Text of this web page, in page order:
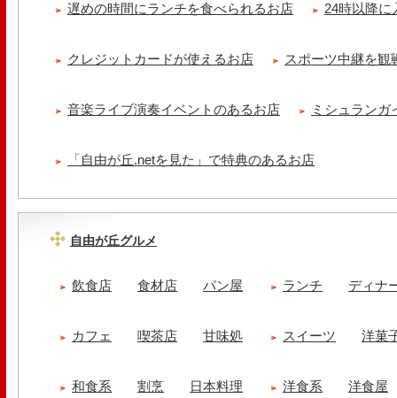
遅めの時間にランチを食べられるお店 24時以降に
クレジットカードが使えるお店 スポーツ中継を観
音楽ライブ演奏イベントのあるお店 ミシュランガ
「自由が丘.netを見た」で特典のあるお店
自由が丘グルメ
飲食店 食材店 パン屋 ランチ ディナ
カフェ 喫茶店 甘味処 スイーツ 洋菓
和食系 割烹 日本料理 洋食系 洋食屋